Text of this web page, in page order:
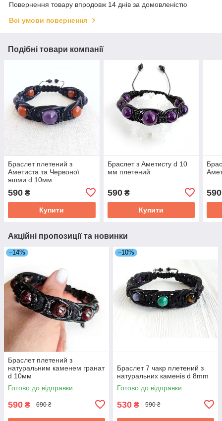
Повернення товару впродовж 14 днів за домовленістю
Всі умови повернення
Подібні товари компанії
Браслет плетений з
Аметиста та Червоної
яшми d 10мм
590 ₴
Купити
Браслет з Аметисту d 10
мм плетений
590₴
Купити
590
Акційні пропозиції та новинки
–14%
Браслет плетений з
натуральним каменем гранат
d 10мм
Готово до відправки
590 ₴ 690 ₴
–10%
Браслет 7 чакр плетений з
натуральних каменів d 8mm
Готово до відправки
530 ₴ 590 ₴